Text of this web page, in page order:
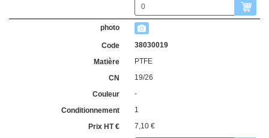
38030019
PTFE
19/26
-
1
7,10 €